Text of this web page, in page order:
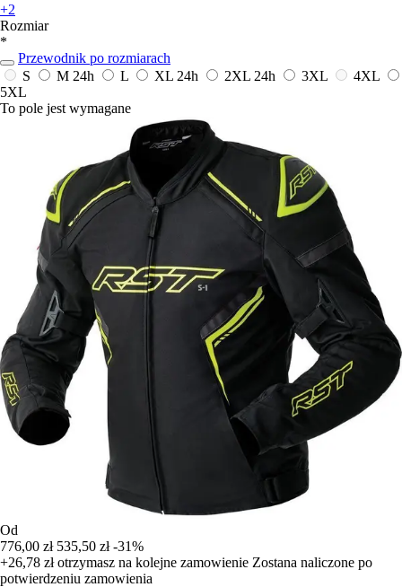
+2
Rozmiar
*
Przewodnik po rozmiarach
S
M 24h L XL 24h 2XL 24h 3XL
4XL
5XL
To pole jest wymagane
Od
776,00 zł 535,50 zł -31%
+26,78 złotrzymasz na kolejne zamowienie Zostana naliczone po
potwierdzeniu zamowienia